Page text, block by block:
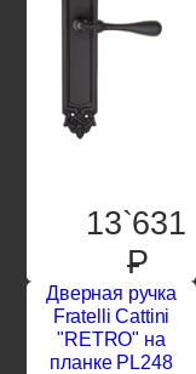
13`631
P
Дверная ручка
Fratelli Cattini
"RETRO" на
планке PL248